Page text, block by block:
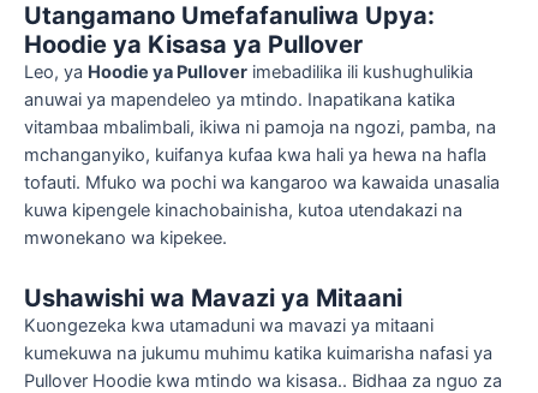
Utangamano Umefafanuliwa Upya:
Hoodie ya Kisasa ya Pullover
Leo, ya Hoodie ya Pullover imebadilika ili kushughulikia
anuwai ya mapendeleo ya mtindo. Inapatikana katika
vitambaa mbalimbali, ikiwa ni pamoja na ngozi, pamba, na
mchanganyiko, kuifanya kufaa kwa hali ya hewa na hafla
tofauti. Mfuko wa pochi wa kangaroo wa kawaida unasalia
kuwa kipengele kinachobainisha, kutoa utendakazi na
mwonekano wa kipekee.
Ushawishi wa Mavazi ya Mitaani
Kuongezeka kwa utamaduni wa mavazi ya mitaani
kumekuwa na jukumu muhimu katika kuimarisha nafasi ya
Pullover Hoodie kwa mtindo wa kisasa.. Bidhaa za nguo za